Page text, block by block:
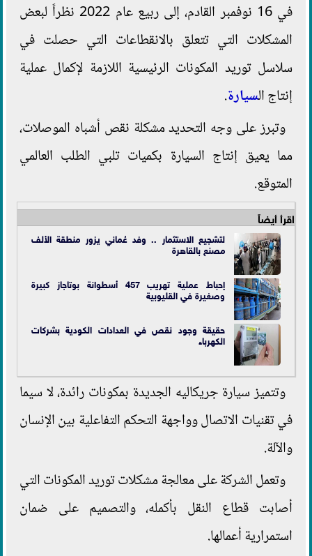
في 16 نوفمبر القادم، إلى ربيع عام 2022 نظراً لبعض
المشكلات التي تتعلق بالانقطاعات التي حصلت في
سلاسل توريد المكونات الرئيسية اللازمة لإكمال عملية
إنتاج السيارة.
وتبرز على وجه التحديد مشكلة نقص أشباه الموصلات،
مما يعيق إنتاج السيارة بكميات تلبي الطلب العالمي
المتوقع.
اقرأ أيضاً
لتشجيع الاستثمار .. وفد عُماني يزور منطقة الألف
مصنع بالقاهرة
إحباط عملية تهريب 457 أسطوانة بوتاجاز كبيرة
وصغيرة في القليوبية
حقيقة وجود نقص في العدادات الكودية بشركات
الكهرباء
وتتميز سيارة جريكاليه الجديدة بمكونات رائدة، لا سيما
في تقنيات الاتصال وواجهة التحكم التفاعلية بين الإنسان
والآلة.
وتعمل الشركة على معالجة مشكلات توريد المكونات التي
أصابت قطاع النقل بأكمله، والتصميم على ضمان
استمرارية أعمالها.